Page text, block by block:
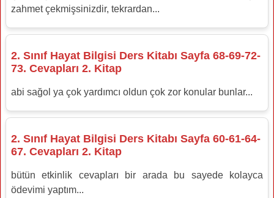
zahmet çekmişsinizdir, tekrardan...
2. Sınıf Hayat Bilgisi Ders Kitabı Sayfa 68-69-72-
73. Cevapları 2. Kitap
abi sağol ya çok yardımcı oldun çok zor konular bunlar...
2. Sınıf Hayat Bilgisi Ders Kitabı Sayfa 60-61-64-
67. Cevapları 2. Kitap
bütün etkinlik cevapları bir arada bu sayede kolayca
ödevimi yaptım...